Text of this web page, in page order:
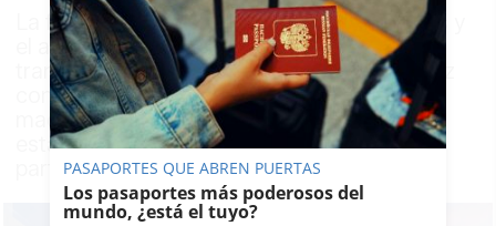
La falta de oferta, el aumento de los costes y
el auge de las segundas residencias están
transformando un sector en el que cada vez
conviven más compradores locales con
madrileños y clientes europeos que buscan
establecerse en la provincia durante buena
parte del año
PASAPORTES QUE ABREN PUERTAS
Los pasaportes más poderosos del
mundo, ¿está el tuyo?